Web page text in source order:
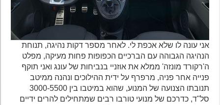
אני עונה לו שלא אכפת לי. לאחר מספר דקות נהיגה, תנוחת
הנהיגה הגבוהה עם הברכיים הכפופות פחות מעיקה, מפלט
ה'רקורד מונזה' ממלא את אוזניי בנביחות של עונג ואני תוקף
פנייה אחר פניה, מרפרף על ידית ההילוכים ונהנה ממיטב
תנובתו הצנועה של המנוע, שהוא במיטבו בין 3000-5500
סל"ד, כדרכם של מנועי טורבו רבים שמתחילים להרים ידיים